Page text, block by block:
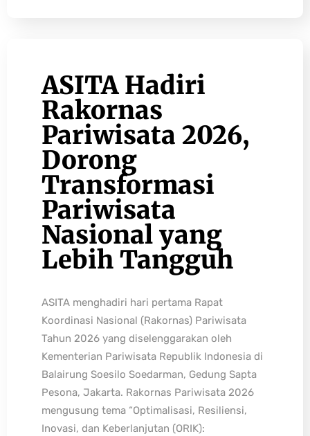
ASITA Hadiri
Rakornas
Pariwisata 2026,
Dorong
Transformasi
Pariwisata
Nasional yang
Lebih Tangguh
ASITA menghadiri hari pertama Rapat
Koordinasi Nasional (Rakornas) Pariwisata
Tahun 2026 yang diselenggarakan oleh
Kementerian Pariwisata Republik Indonesia di
Balairung Soesilo Soedarman, Gedung Sapta
Pesona, Jakarta. Rakornas Pariwisata 2026
mengusung tema “Optimalisasi, Resiliensi,
Inovasi, dan Keberlanjutan (ORIK):